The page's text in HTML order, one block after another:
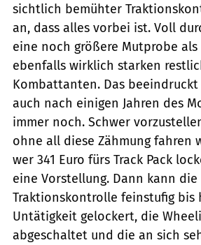
sichtlich bemühter
an, dass alles vorbei ist. Voll
eine noch größere Mutprobe als
ebenfalls wirklich starken
Kombattanten. Das
auch nach einigen Jahren des
immer noch. Schwer
ohne all diese Zähmung fahren
wer 341 Euro fürs Track Pack
eine Vorstellung. Dann kann die
Traktionskontrolle feinstufig bis
Untätigkeit gelockert, die
abgeschaltet und die an sich